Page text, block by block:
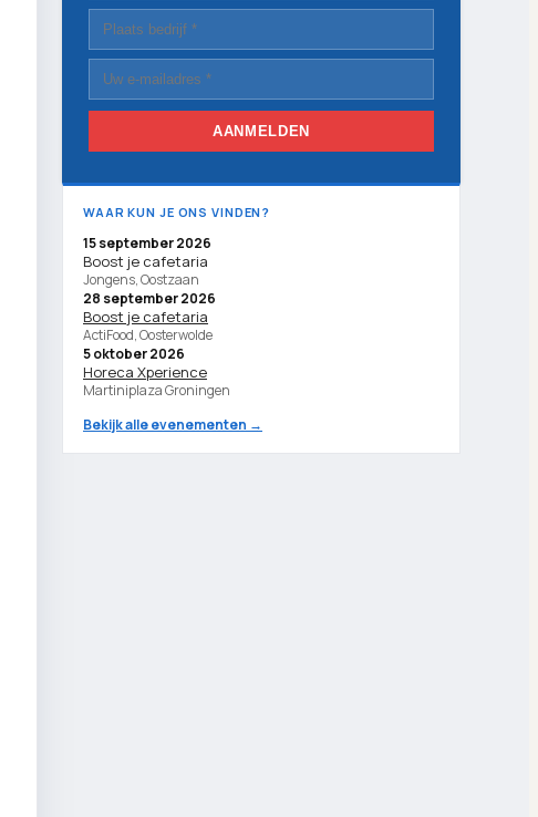
AANMELDEN
WAAR KUN JE ONS VINDEN?
15 september 2026
Boost je cafetaria
Jongens, Oostzaan
28 september 2026
Boost je cafetaria
ActiFood, Oosterwolde
5 oktober 2026
Horeca Xperience
Martiniplaza Groningen
Bekijk alle evenementen →